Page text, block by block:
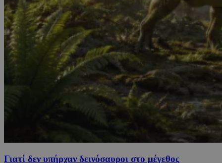
Γιατί δεν υπήρχαν δεινόσαυροι στο μέγεθος